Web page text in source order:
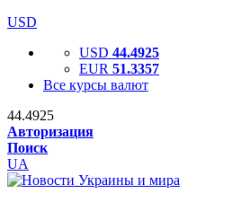
USD
USD 44.4925
EUR 51.3357
Все курсы валют
44.4925
Авторизация
Поиск
UA